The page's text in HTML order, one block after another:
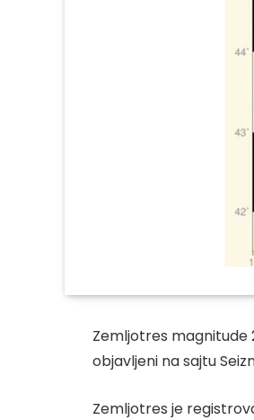
Zemljotres magnitude
objavljeni na sajtu
Zemljotres je